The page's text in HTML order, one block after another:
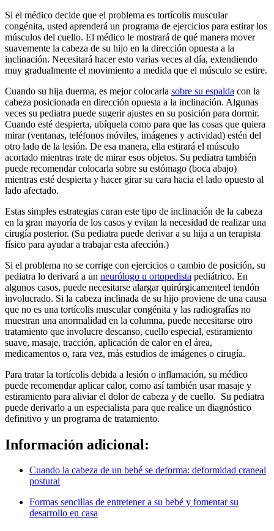
Si el médico decide que el problema es tortícolis muscular
congénita, usted aprenderá un programa de ejercicios para estirar los
músculos del cuello. El médico le mostrará de qué manera mover
suavemente la cabeza de su hijo en la dirección opuesta a la
inclinación. Necesitará hacer esto varias veces al día, extendiendo
muy gradualmente el movimiento a medida que el músculo se estire.
Cuando su hija duerma, es mejor colocarla sobre su espalda con la
cabeza posicionada en dirección opuesta a la inclinación. Algunas
veces su pediatra puede sugerir ajustes en su posición para dormir.
Cuando esté despierta, ubíquela como para que las cosas que quiera
mirar (ventanas, teléfonos móviles, imágenes y actividad) estén del
otro lado de la lesión. De esa manera, ella estirará el músculo
acortado mientras trate de mirar esos objetos. Su pediatra también
puede recomendar colocarla sobre su estómago (boca abajo)
mientras esté despierta y hacer girar su cara hacia el lado opuesto al
lado afectado.
Estas simples estrategias curan este tipo de inclinación de la cabeza
en la gran mayoría de los casos y evitan la necesidad de realizar una
cirugía posterior. (Su pediatra puede derivar a su hija a un terapista
físico para ayudar a trabajar esta afección.)
Si el problema no se corrige con ejercicios o cambio de posición, su
pediatra lo derivará a un neurólogo u ortopedista pediátrico. En
algunos casos, puede necesitarse alargar quirúrgicamenteel tendón
involucrado. Si la cabeza inclinada de su hijo proviene de una causa
que no es una tortícolis muscular congénita y las radiografías no
muestran una anormalidad en la columna, puede necesitarse otro
tratamiento que involucre descanso, cuello especial, estiramiento
suave, masaje, tracción, aplicación de calor en el área,
medicamentos o, rara vez, más estudios de imágenes o cirugía.
Para tratar la tortícolis debida a lesión o inflamación, su médico
puede recomendar aplicar calor, como así también usar masaje y
estiramiento para aliviar el dolor de cabeza y de cuello. Su pediatra
puede derivarlo a un especialista para que realice un diagnóstico
definitivo y un programa de tratamiento.
Información adicional:
Cuando la cabeza de un bebé se deforma: deformidad craneal
postural
Formas sencillas de entretener a su bebé y fomentar su
desarrollo en casa